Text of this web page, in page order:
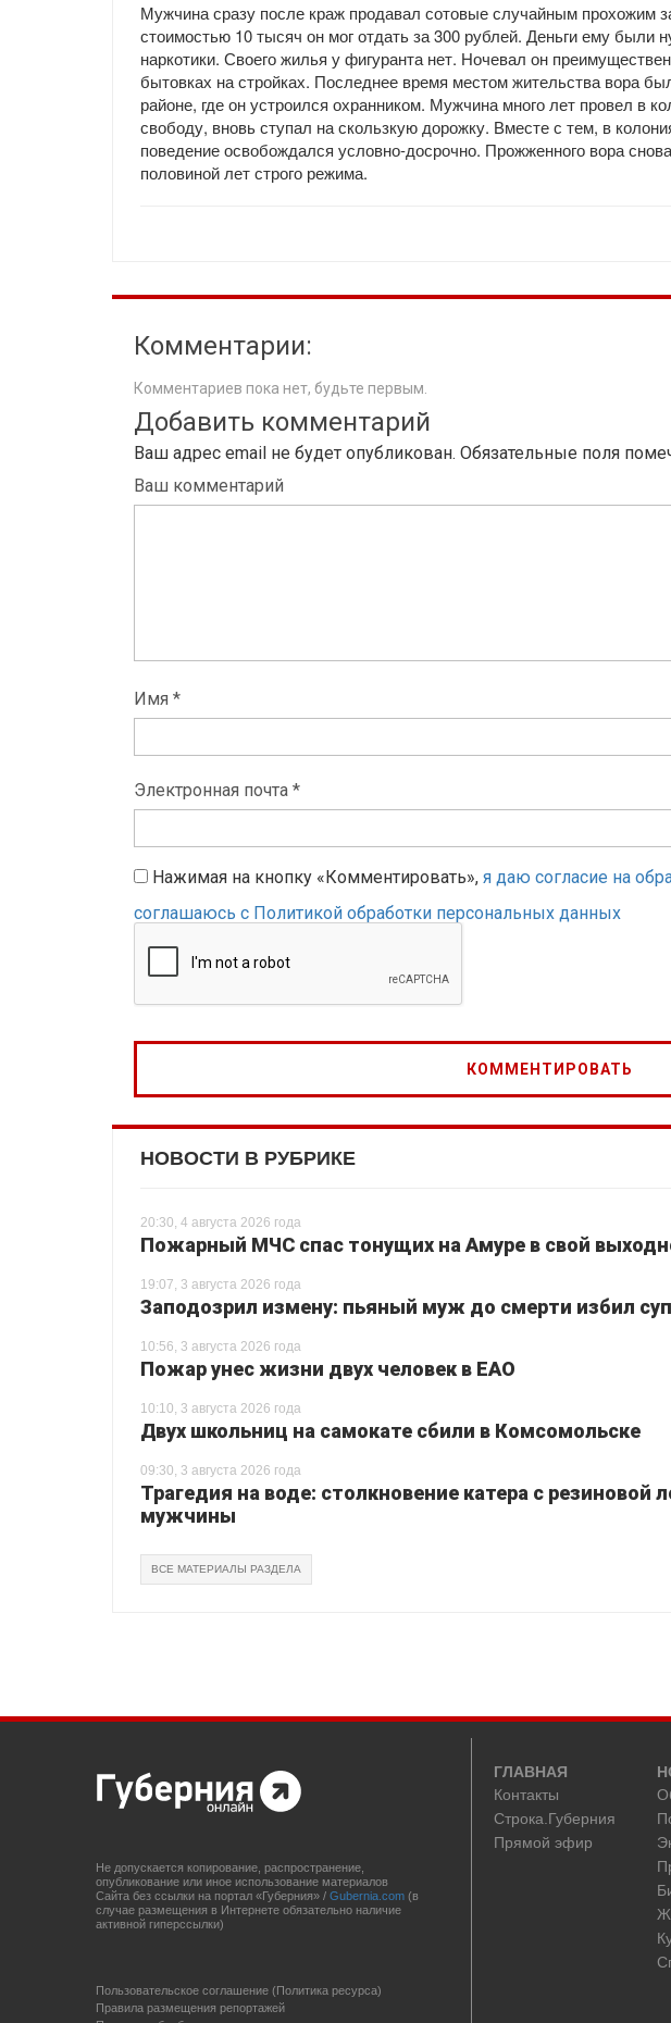
Мужчина сразу после краж продавал сотовые случайным прохожим
стоимостью 10 тысяч он мог отдать за 300 рублей. Деньги ему были
наркотики. Своего жилья у фигуранта нет. Ночевал он
бытовках на стройках. Последнее время местом жительства вора
районе, где он устроился охранником. Мужчина много лет провел в
свободу, вновь ступал на скользкую дорожку. Вместе с тем, в
поведение освобождался условно-досрочно. Прожженного вора
половиной лет строго режима.
Комментарии:
Комментариев пока нет, будьте первым.
Добавить комментарий
Ваш адрес email не будет опубликован. Обязательные поля
Ваш комментарий
Имя *
Электронная почта *
Нажимая на кнопку «Комментировать», я даю согласие на
соглашаюсь с Политикой обработки персональных данных
НОВОСТИ В РУБРИКЕ
20:30, 4 августа 2026 года
Пожарный МЧС спас тонущих на Амуре в свой
19:07, 3 августа 2026 года
Заподозрил измену: пьяный муж до смерти избил
10:56, 3 августа 2026 года
Пожар унес жизни двух человек в ЕАО
10:10, 3 августа 2026 года
Двух школьниц на самокате сбили в Комсомольске
09:30, 3 августа 2026 года
Трагедия на воде: столкновение катера с резиновой
мужчины
ВСЕ МАТЕРИАЛЫ РАЗДЕЛА
Не допускается копирование, распространение,
опубликование или иное использование материалов
Сайта без ссылки на портал «Губерния» / Gubernia.com (в
случае размещения в Интернете обязательно наличие
активной гиперссылки)
Пользовательское соглашение (Политика ресурса)
Правила размещения репортажей
ГЛАВНАЯ
Контакты
Строка.Губерния
Прямой эфир